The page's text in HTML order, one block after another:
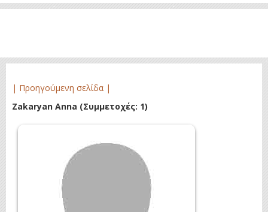
| Προηγούμενη σελίδα |
Zakaryan Anna (Συμμετοχές: 1)